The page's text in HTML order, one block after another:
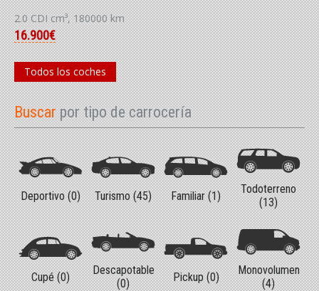
2.0 CDI cm³, 180000 km
16.900€
Todos los coches
Buscarpor tipo de carrocería
Deportivo (0) Turismo (45) Familiar (1)
Todoterreno
(13)
Cupé (0)
Descapotable
(0)
Pickup (0)
Monovolumen
(4)